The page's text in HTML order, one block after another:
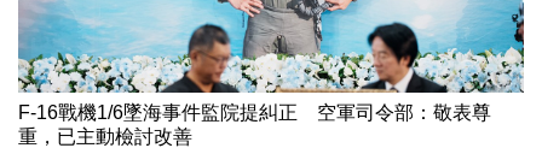
F-16戰機1/6墜海事件監院提糾正 空軍司令部：敬表尊
重，已主動檢討改善